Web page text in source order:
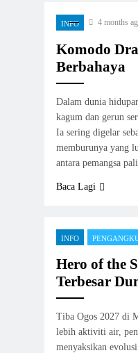
INFO 4 months
Komodo
Berbahaya
Dalam dunia
kagum dan gerun
Ia sering digelar
memburunya yang
antara pemangsa
Baca Lagi
INFO
Hero of the
Terbesar
Tiba Ogos 2027 di
lebih aktiviti air,
menyaksikan